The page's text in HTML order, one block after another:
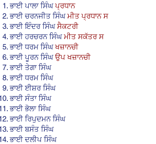
ਭਾਈ ਪਾਲਾ ਸਿੰਘਪ੍ਰਧਾਨ
ਭਾਈ ਚਰਨਜੀਤ ਸਿੰਘਮੀਤ ਪ੍ਰਧਾਨ ਸ
ਭਾਈ ਇੰਦਰ ਸਿੰਘਸੈਕਟਰੀ
ਭਾਈ ਹਰਚਰਨ ਸਿੰਘਮੀਤ ਸਕੱਤਰ ਸ
ਭਾਈ ਧਰਮ ਸਿੰਘਖਜ਼ਾਨਚੀ
ਭਾਈ ਪੂਰਨ ਸਿੰਘਉਪ ਖਜ਼ਾਨਚੀ
ਭਾਈ ਤੇਗਾ ਸਿੰਘ
ਭਾਈ ਧਰਮ ਸਿੰਘ
ਭਾਈ ਈਸ਼ਰ ਸਿੰਘ
ਭਾਈ ਸੰਤਾ ਸਿੰਘ
ਭਾਈ ਭੋਲਾ ਸਿੰਘ
ਭਾਈ ਰਿਪੁਦਮਨ ਸਿੰਘ
ਭਾਈ ਬਸੰਤ ਸਿੰਘ
ਭਾਈ ਦਲੀਪ ਸਿੰਘ